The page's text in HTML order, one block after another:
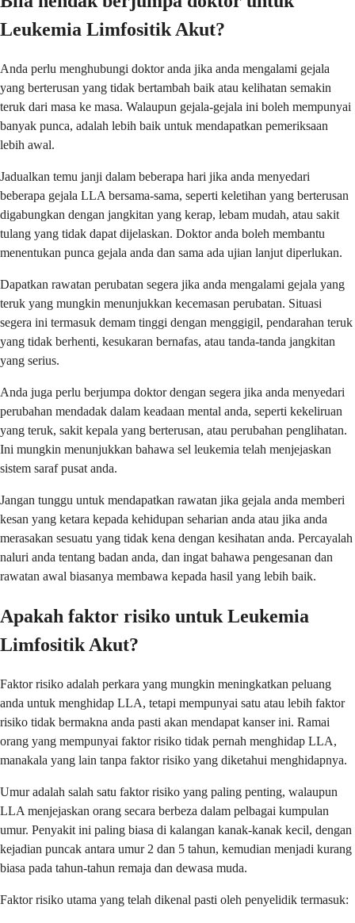
Leukemia Limfositik Akut?
Anda perlu menghubungi doktor anda jika anda mengalami gejala
yang berterusan yang tidak bertambah baik atau kelihatan semakin
teruk dari masa ke masa. Walaupun gejala-gejala ini boleh mempunyai
banyak punca, adalah lebih baik untuk mendapatkan pemeriksaan
lebih awal.
Jadualkan temu janji dalam beberapa hari jika anda menyedari
beberapa gejala LLA bersama-sama, seperti keletihan yang berterusan
digabungkan dengan jangkitan yang kerap, lebam mudah, atau sakit
tulang yang tidak dapat dijelaskan. Doktor anda boleh membantu
menentukan punca gejala anda dan sama ada ujian lanjut diperlukan.
Dapatkan rawatan perubatan segera jika anda mengalami gejala yang
teruk yang mungkin menunjukkan kecemasan perubatan. Situasi
segera ini termasuk demam tinggi dengan menggigil, pendarahan teruk
yang tidak berhenti, kesukaran bernafas, atau tanda-tanda jangkitan
yang serius.
Anda juga perlu berjumpa doktor dengan segera jika anda menyedari
perubahan mendadak dalam keadaan mental anda, seperti kekeliruan
yang teruk, sakit kepala yang berterusan, atau perubahan penglihatan.
Ini mungkin menunjukkan bahawa sel leukemia telah menjejaskan
sistem saraf pusat anda.
Jangan tunggu untuk mendapatkan rawatan jika gejala anda memberi
kesan yang ketara kepada kehidupan seharian anda atau jika anda
merasakan sesuatu yang tidak kena dengan kesihatan anda. Percayalah
naluri anda tentang badan anda, dan ingat bahawa pengesanan dan
rawatan awal biasanya membawa kepada hasil yang lebih baik.
Apakah faktor risiko untuk Leukemia
Limfositik Akut?
Faktor risiko adalah perkara yang mungkin meningkatkan peluang
anda untuk menghidap LLA, tetapi mempunyai satu atau lebih faktor
risiko tidak bermakna anda pasti akan mendapat kanser ini. Ramai
orang yang mempunyai faktor risiko tidak pernah menghidap LLA,
manakala yang lain tanpa faktor risiko yang diketahui menghidapnya.
Umur adalah salah satu faktor risiko yang paling penting, walaupun
LLA menjejaskan orang secara berbeza dalam pelbagai kumpulan
umur. Penyakit ini paling biasa di kalangan kanak-kanak kecil, dengan
kejadian puncak antara umur 2 dan 5 tahun, kemudian menjadi kurang
biasa pada tahun-tahun remaja dan dewasa muda.
Faktor risiko utama yang telah dikenal pasti oleh penyelidik termasuk: